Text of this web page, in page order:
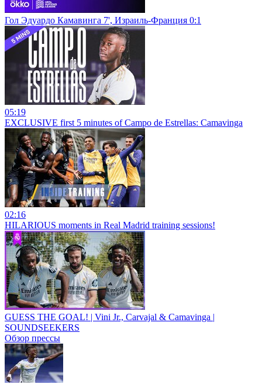
Гол Эдуардо Камавинга 7', Израиль-Франция 0:1
05:19
EXCLUSIVE first 5 minutes of Campo de Estrellas: Camavinga
02:16
HILARIOUS moments in Real Madrid training sessions!
GUESS THE GOAL! | Vini Jr., Carvajal & Camavinga |
SOUNDSEEKERS
Обзор прессы